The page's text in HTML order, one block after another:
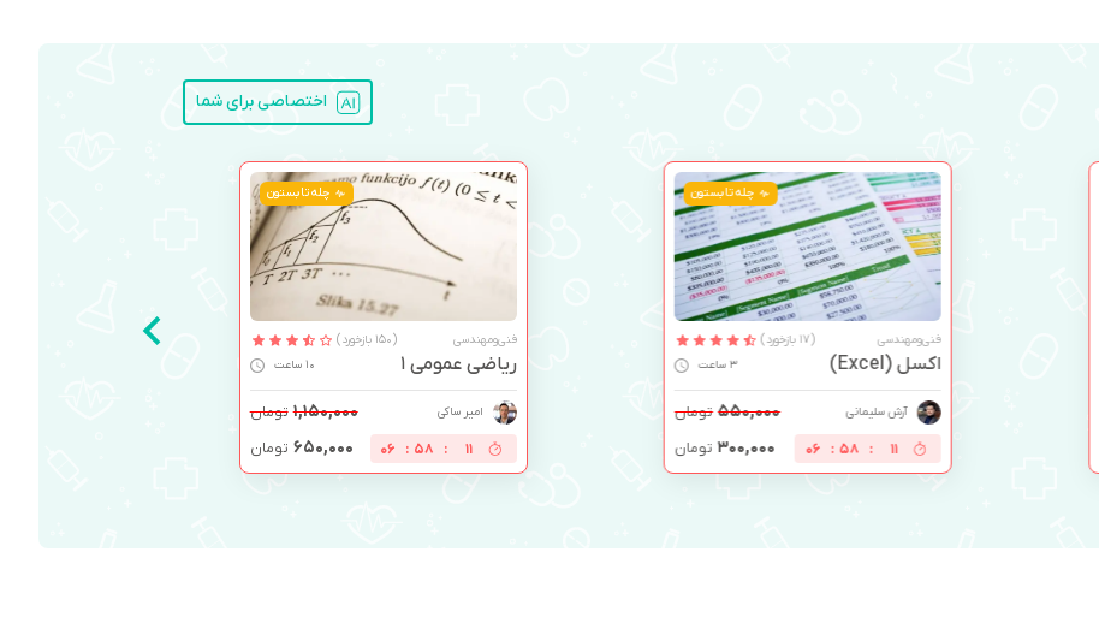
اختصاصی برای شما
چله تابستون
فنی‌ومهندسی
ریاضی عمومی 1 10 ساعت
امیر ساکی ۱,۱۵۰,۰۰۰ تومان
10
:
58
:
06 ۶۵۰,۰۰۰ تومان
چله تابستون
فنی‌ومهندسی (188 بازخورد)
ریاضی عمومی 2 11 ساعت
محمد رجبی ۱,۱۵۰,۰۰۰ تومان
10
:
58
:
06 ۶۵۰,۰۰۰ تومان